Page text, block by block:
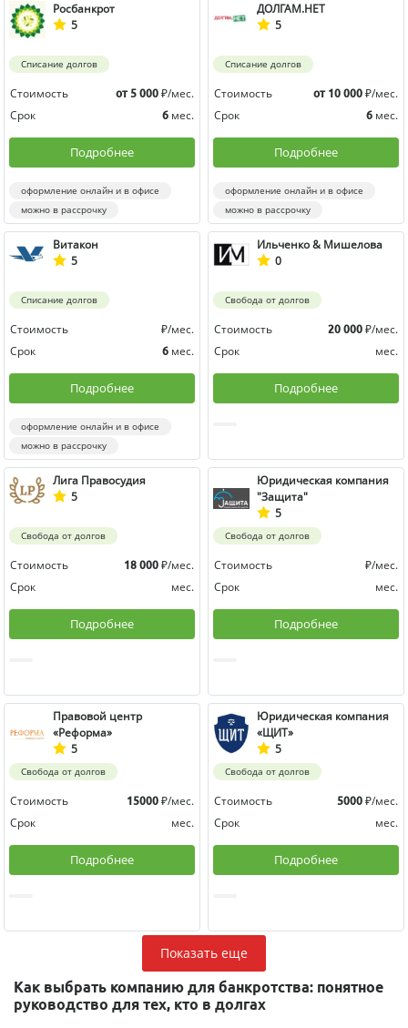
Росбанкрот
5
Списание долгов
Стоимость от 5 000 ₽/мес.
Срок
6 мес.
Подробнее
оформление онлайн и в офисе
можно в рассрочку
ДОЛГАМ.НЕТ
5
Списание долгов
Стоимость от 10 000 ₽/мес.
Срок
6 мес.
Подробнее
оформление онлайн и в офисе
можно в рассрочку
Витакон
5
Списание долгов
Стоимость
₽/мес.
Срок
6 мес.
Подробнее
оформление онлайн и в офисе
можно в рассрочку
Ильченко & Мишелова
0
Свобода от долгов
Стоимость 20 000 ₽/мес.
Срок
мес.
Подробнее
Лига Правосудия
5
Свобода от долгов
Стоимость 18 000 ₽/мес.
Срок
мес.
Подробнее
Юридическая компания
"Защита"
5
Свобода от долгов
Стоимость
₽/мес.
Срок
мес.
Подробнее
Правовой центр
«Реформа»
5
Свобода от долгов
Стоимость 15000 ₽/мес.
Срок
мес.
Подробнее
Юридическая компания
«ЩИТ»
5
Свобода от долгов
Стоимость 5000 ₽/мес.
Срок
мес.
Подробнее
Показать еще
Как выбрать компанию для банкротства: понятное
руководство для тех, кто в долгах